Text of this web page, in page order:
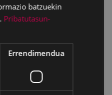
batzuekin
Pribatutasun-
Errendimendua